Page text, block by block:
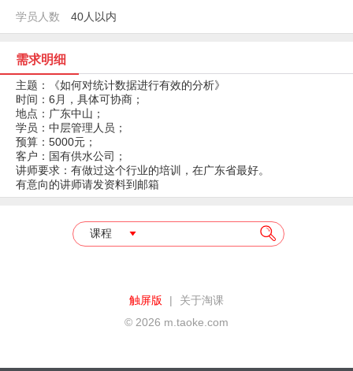
学员人数
40人以内
需求明细
主题：《如何对统计数据进行有效的分析》
时间：6月，具体可协商；
地点：广东中山；
学员：中层管理人员；
预算：5000元；
客户：国有供水公司；
讲师要求：有做过这个行业的培训，在广东省最好。
有意向的讲师请发资料到邮箱
课程
触屏版 |
关于淘课
© 2026 m.taoke.com